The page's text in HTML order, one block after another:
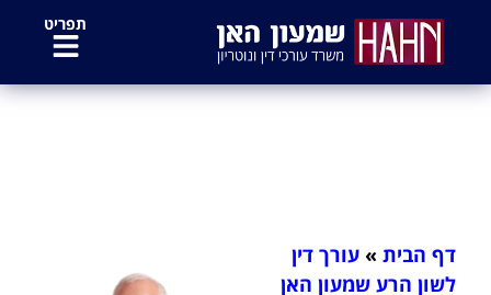
תפריט
דף הבית »עורך דין
לשון הרע שמעון האן